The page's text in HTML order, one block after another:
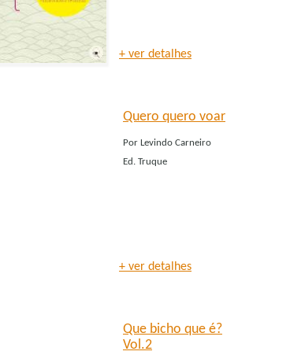
+ ver detalhes
Quero quero voar
Por Levindo Carneiro
Ed. Truque
+ ver detalhes
Que bicho que é?
Vol.2